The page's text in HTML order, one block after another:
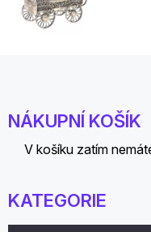
NÁKUPNÍ KOŠÍK
V košíku zatím
KATEGORIE